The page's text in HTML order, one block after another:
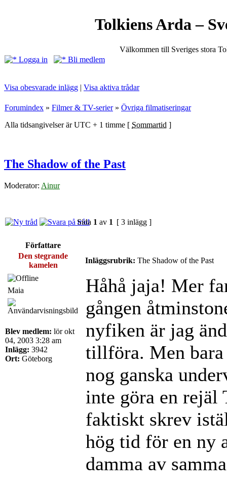
Tolkiens Arda –
Välkommen till Sveriges stora
Logga in
Bli medlem
Visa obesvarade inlägg | Visa aktiva trådar
Forumindex » Filmer & TV-serier» Övriga filmatiseringar
Alla tidsangivelser är UTC + 1 timme [ Sommartid ]
The Shadow of the Past
Moderator: Ainur
Sida 1 av 1 [ 3 inlägg ]
Författare
Den stegrande
kamelen
Inläggsrubrik: The Shadow of the Past
Maia
Blev medlem: lör okt
04, 2003 3:28 am
Inlägg: 3942
Ort: Göteborg
Håhå jaja! Mer
gången
nyfiken är jag
tillföra. Men
nog ganska
inte göra en rejäl
faktiskt skrev
hög tid för en ny
damma av